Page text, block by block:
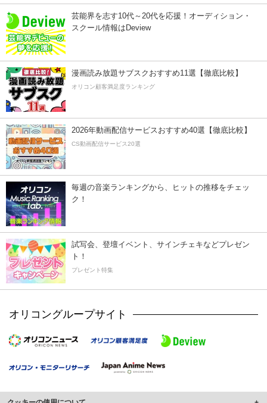
芸能界を志す10代～20代を応援！オーディション・
スクール情報はDeview
漫画読み放題サブスクおすすめ11選【徹底比較】
オリコン顧客満足度ランキング
2026年動画配信サービスおすすめ40選【徹底比較】
CS動画配信サービス20選
毎週の音楽ランキングから、ヒットの推移をチェッ
ク！
試写会、登壇イベント、サインチェキなどプレゼン
ト！
プレゼント特集
オリコングループサイト